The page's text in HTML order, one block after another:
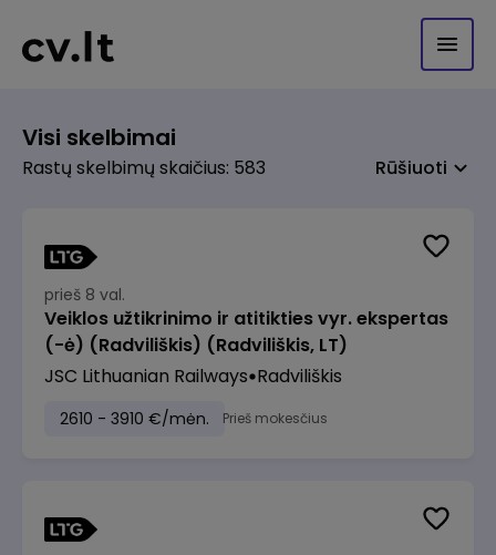
Visi skelbimai
Rastų skelbimų skaičius: 583 Rūšiuoti
prieš 8 val.
Veiklos užtikrinimo ir atitikties vyr. ekspertas
(-ė) (Radviliškis) (Radviliškis, LT)
JSC Lithuanian Railways Radviliškis
2610 - 3910 €/mėn. Prieš mokesčius